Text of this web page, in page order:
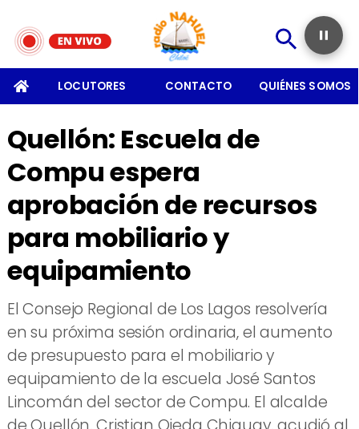
LOCUTORES CONTACTO QUIÉNES SOMOS
Quellón: Escuela de
Compu espera
aprobación de recursos
para mobiliario y
equipamiento
El Consejo Regional de Los Lagos resolvería
en su próxima sesión ordinaria, el aumento
de presupuesto para el mobiliario y
equipamiento de la escuela José Santos
Lincomán del sector de Compu. El alcalde